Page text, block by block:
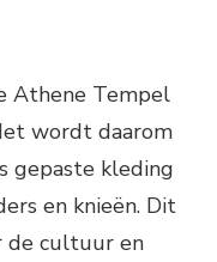
Athene Tempel
wordt daarom
gepaste kleding
en knieën. Dit
de cultuur en